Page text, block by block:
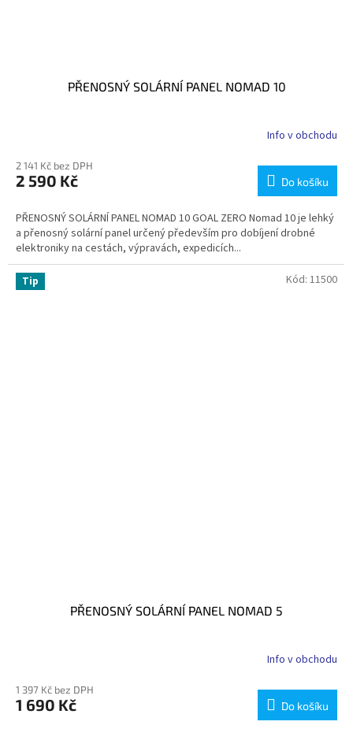
PŘENOSNÝ SOLÁRNÍ PANEL NOMAD 10
Info v obchodu
2 141 Kč bez DPH
2 590 Kč Do košíku
PŘENOSNÝ SOLÁRNÍ PANEL NOMAD 10 GOAL ZERO Nomad 10 je lehký
a přenosný solární panel určený především pro dobíjení drobné
elektroniky na cestách, výpravách, expedicích...
Tip
PŘENOSNÝ SOLÁRNÍ PANEL NOMAD 5
Info v obchodu
1 397 Kč bez DPH
1 690 Kč Do košíku
Kód: 11500